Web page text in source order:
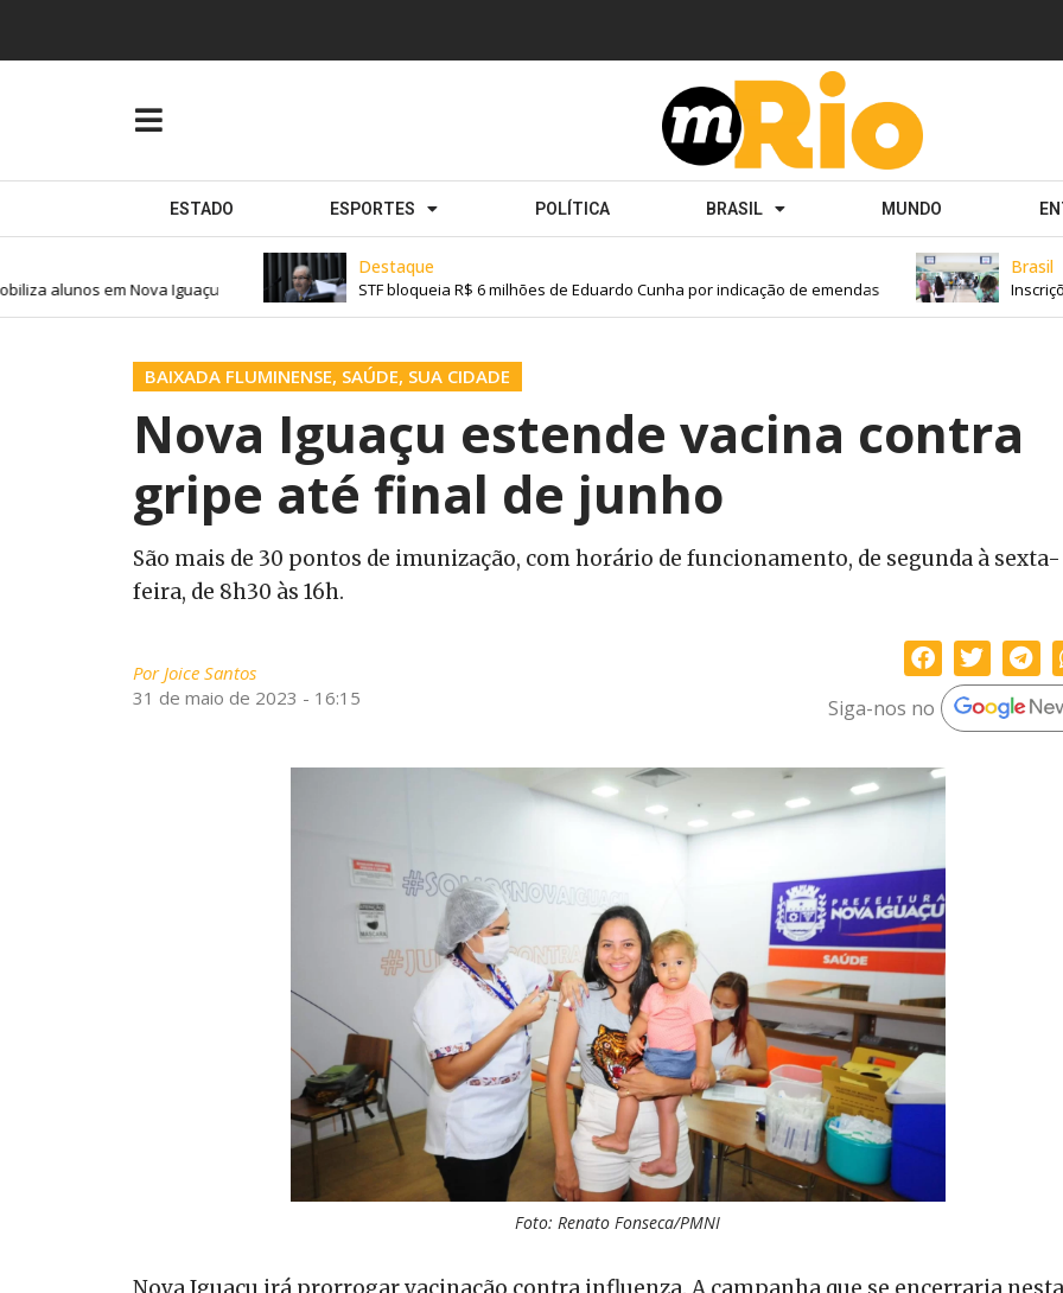
ESTADO ESPORTES POLÍTICA BRASIL MUNDO
Destaque
STF bloqueia R$ 6 milhões de Eduardo Cunha por indicação de emendas
Brasil
alunos em Nova Iguaçu
BAIXADA FLUMINENSE, SAÚDE, SUA CIDADE
Nova Iguaçu estende vacina contra
gripe até final de junho
São mais de 30 pontos de imunização, com horário de funcionamento, de segunda à sexta-
feira, de 8h30 às 16h.
PorJoice Santos
31 de maio de 2023 - 16:15
Siga-nos no
Foto: Renato Fonseca/PMNI